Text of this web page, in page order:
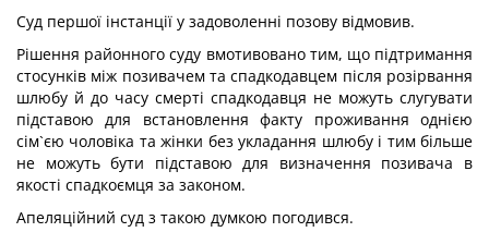
Суд першої інстанції у задоволенні позову відмовив.
Рішення районного суду вмотивовано тим, що підтримання
стосунків між позивачем та спадкодавцем після розірвання
шлюбу й до часу смерті спадкодавця не можуть слугувати
підставою для встановлення факту проживання однією
сім`єю чоловіка та жінки без укладання шлюбу і тим більше
не можуть бути підставою для визначення позивача в
якості спадкоємця за законом.
Апеляційний суд з такою думкою погодився.